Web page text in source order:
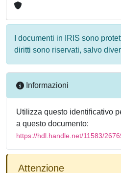
I documenti in IRIS sono
diritti sono riservati, salvo
Informazioni
Utilizza questo identificativo
a questo documento:
https://hdl.handle.net/11583/
Attenzione